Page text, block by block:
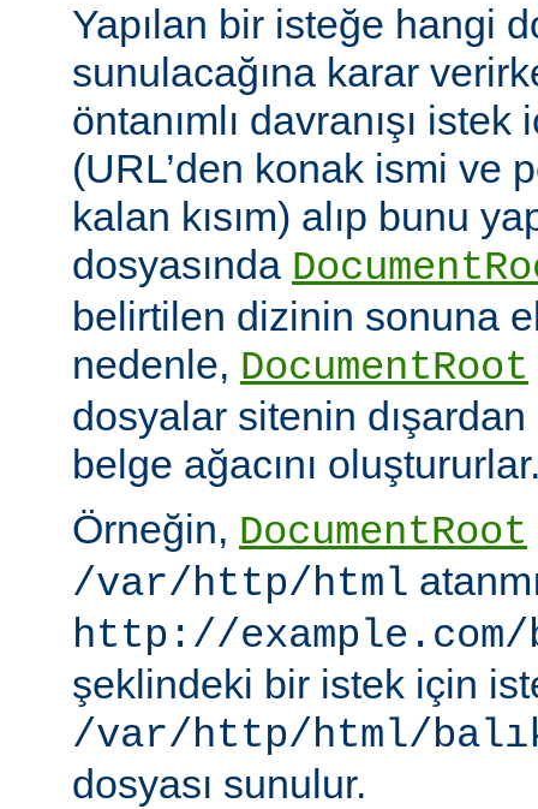
Yapılan bir isteğe hangi
sunulacağına karar
öntanımlı davranışı
(URL’den konak ismi ve
kalan kısım) alıp bunu
dosyasında
belirtilen dizinin sonuna
nedenle, DocumentRoot
dosyalar sitenin
belge ağacını
Örneğin, DocumentRoot
/var/http/html
http://
şeklindeki bir istek için
/var/http/html/
dosyası sunulur.